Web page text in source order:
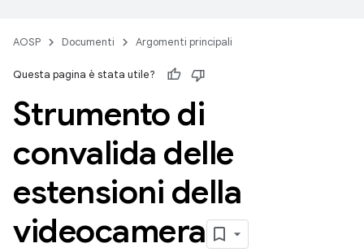
AOSP Documenti Argomenti principali
Questa pagina è stata utile?
Strumento di
convalida delle
estensioni della
videocamera